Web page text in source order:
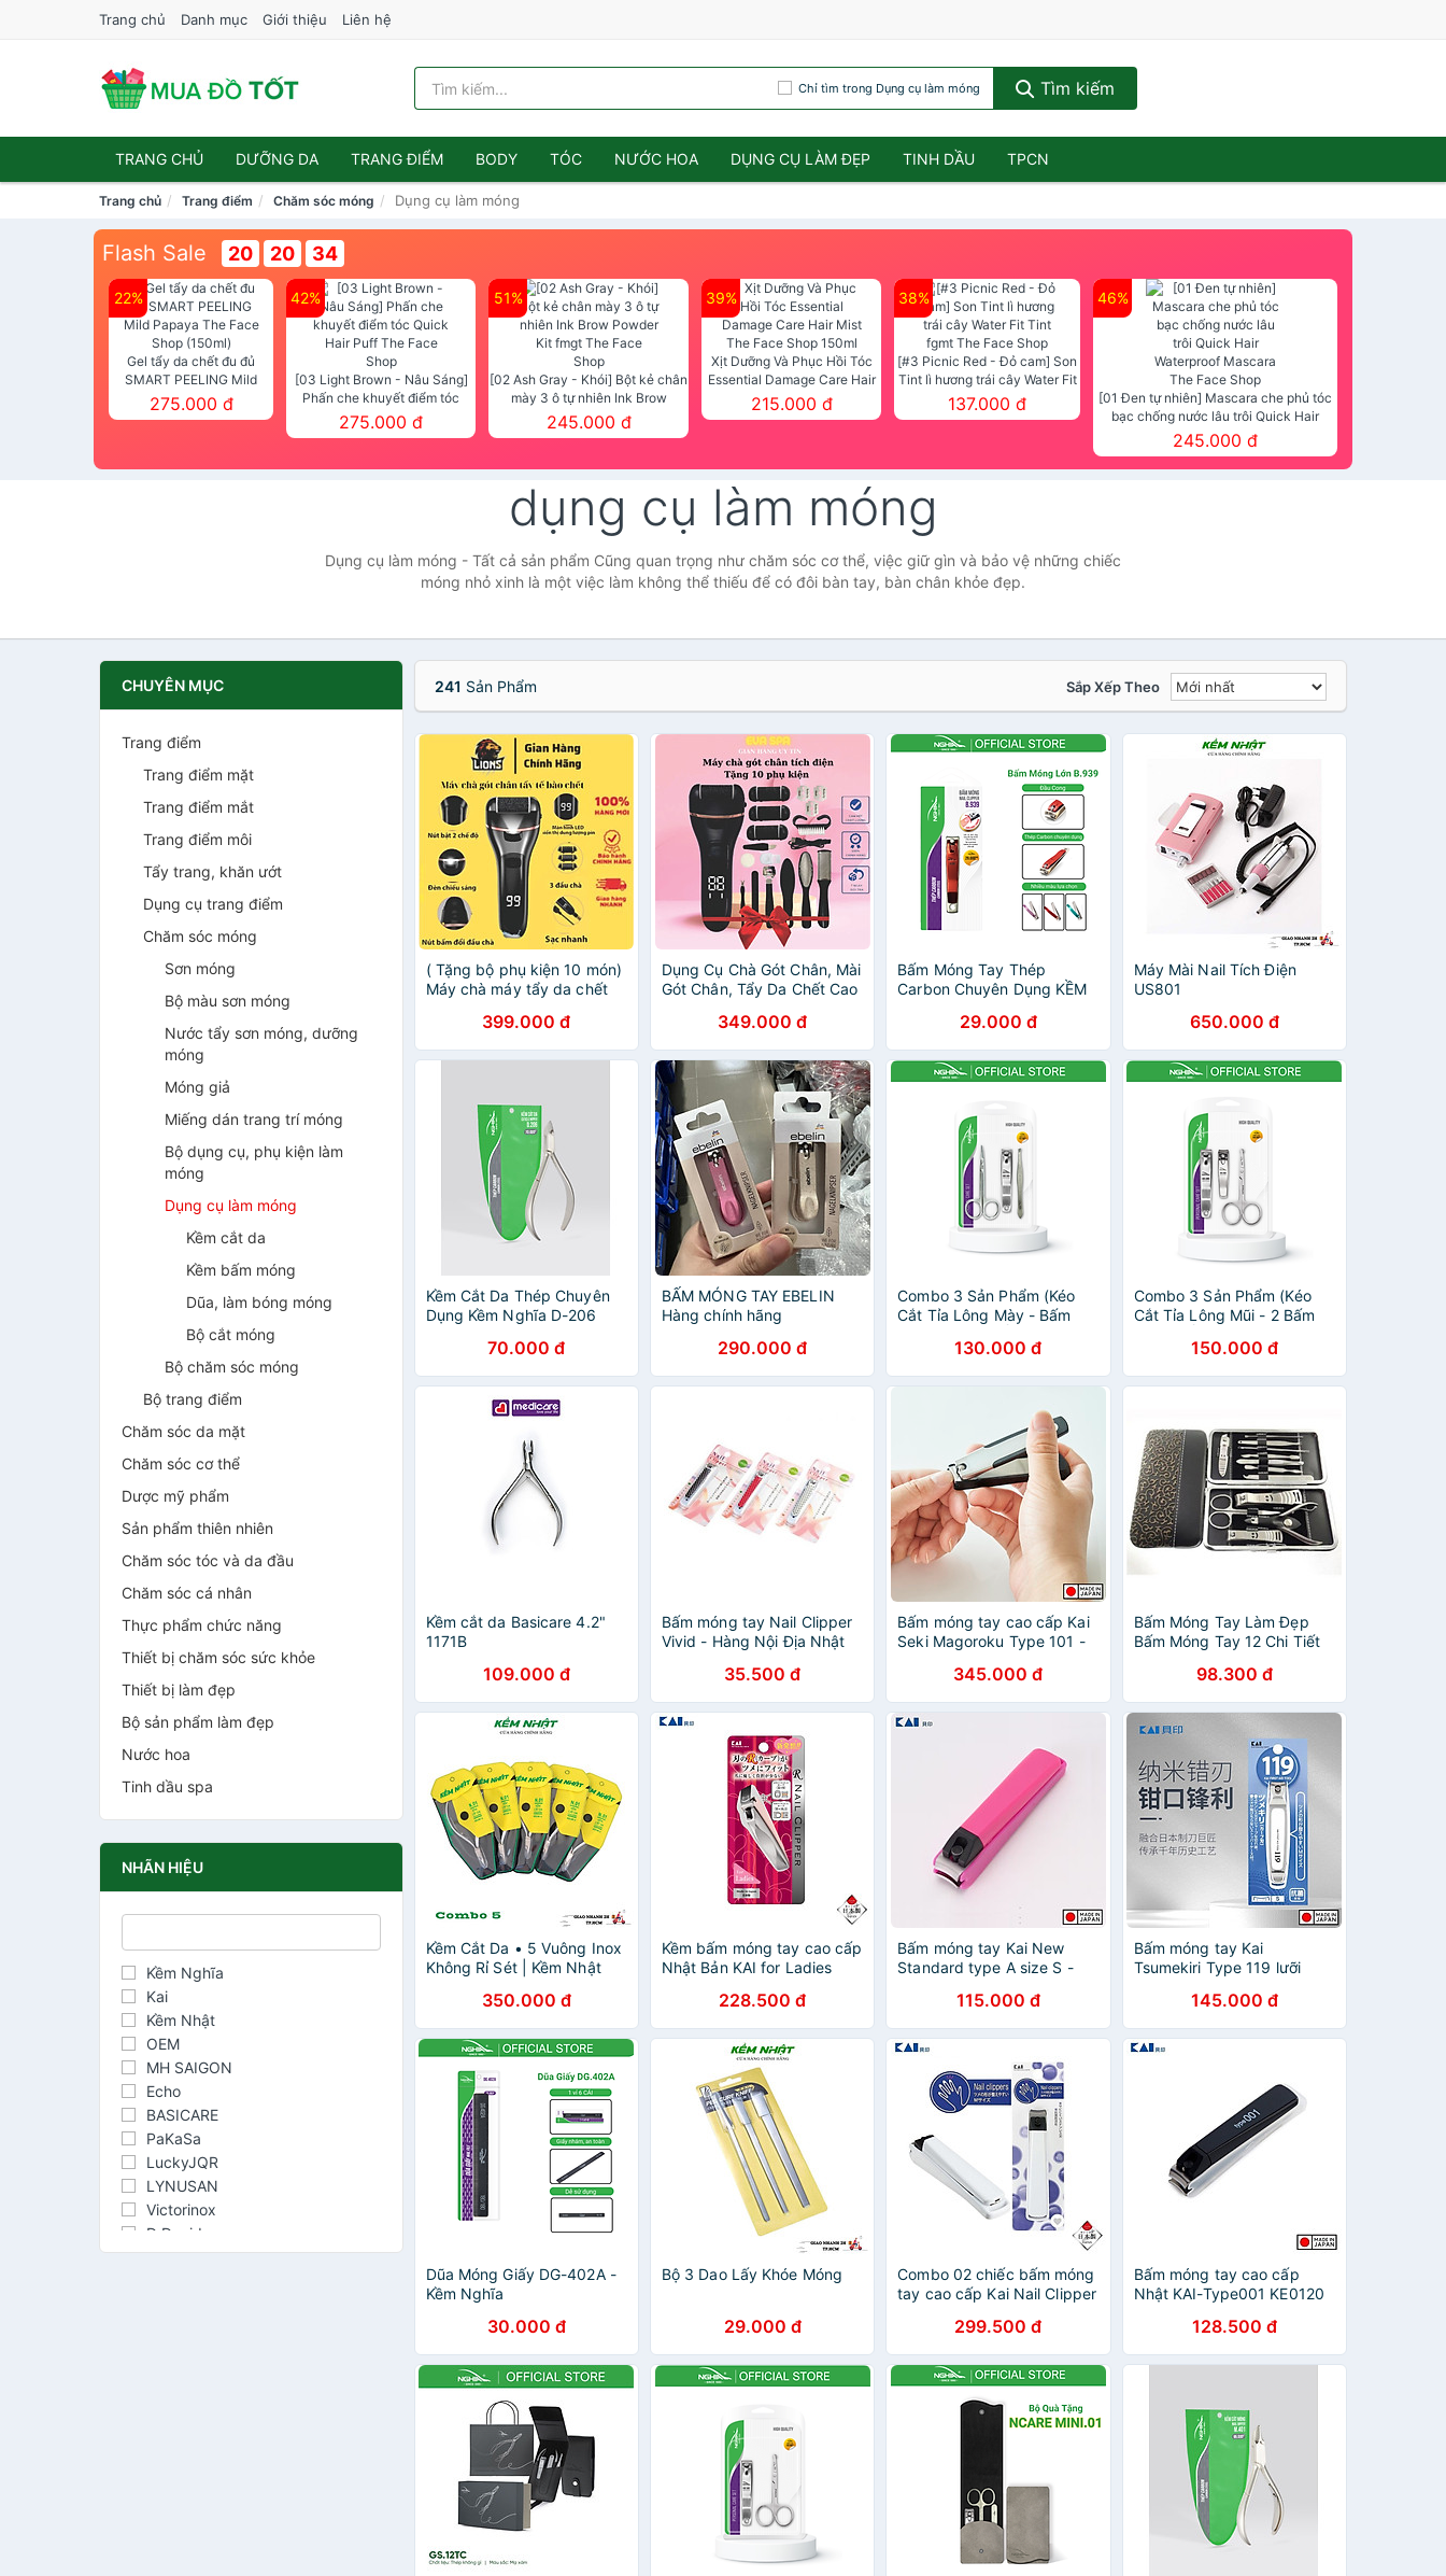
Trang chủ Danh mục Giới thiệu Liên hệ
Chỉ tìm trong Dụng cụ làm móng Tìm kiếm
TRANG CHỦ DƯỠNG DA TRANG ĐIỂM BODY TÓC NƯỚC HOA DỤNG CỤ LÀM ĐẸP TINH DẦU TPCN
Trang chủ Trang điểm Chăm sóc móng Dụng cụ làm móng
Flash Sale 20 20 33
22%
Gel tẩy da chết đu đủ
SMART PEELING Mild
Papaya The Face Shop
(150ml)
275.000 đ
42%
[03 Light Brown - Nâu Sáng]
Phấn che khuyết điểm tóc
Quick Hair Puff The Face Shop
275.000 đ
51%
[02 Ash Gray - Khói] Bột kẻ chân
mày 3 ô tự nhiên Ink Brow
Powder Kit fmgt The Face Shop
245.000 đ
39%
Xịt Dưỡng Và Phục Hồi Tóc
Essential Damage Care Hair
Mist The Face Shop 150ml
215.000 đ
38%
[#3 Picnic Red - Đỏ cam] Son
Tint lì hương trái cây Water Fit
Tint fgmt The Face Shop
137.000 đ
46%
[01 Đen tự nhiên] Mascara che phủ tóc
bạc chống nước lâu trôi Quick Hair
Waterproof Mascara The Face Shop
245.000 đ
dụng cụ làm móng
Dụng cụ làm móng - Tất cả sản phẩm Cũng quan trọng như chăm sóc cơ thể, việc giữ gìn và bảo vệ những chiếc
móng nhỏ xinh là một việc làm không thể thiếu để có đôi bàn tay, bàn chân khỏe đẹp.
CHUYÊN MỤC
Trang điểm
Trang điểm mặt
Trang điểm mắt
Trang điểm môi
Tẩy trang, khăn ướt
Dụng cụ trang điểm
Chăm sóc móng
Sơn móng
Bộ màu sơn móng
Nước tẩy sơn móng, dưỡng
móng
Móng giả
Miếng dán trang trí móng
Bộ dụng cụ, phụ kiện làm
móng
Dụng cụ làm móng
Kềm cắt da
Kềm bấm móng
Dũa, làm bóng móng
Bộ cắt móng
Bộ chăm sóc móng
Bộ trang điểm
Chăm sóc da mặt
Chăm sóc cơ thể
Dược mỹ phẩm
Sản phẩm thiên nhiên
Chăm sóc tóc và da đầu
Chăm sóc cá nhân
Thực phẩm chức năng
Thiết bị chăm sóc sức khỏe
Thiết bị làm đẹp
Bộ sản phẩm làm đẹp
Nước hoa
Tinh dầu spa
NHÃN HIỆU
Kềm Nghĩa
Kai
Kềm Nhật
OEM
MH SAIGON
Echo
BASICARE
PaKaSa
LuckyJQR
LYNUSAN
Victorinox
D Danido
Homedics
241 Sản Phẩm Sắp Xếp Theo
( Tặng bộ phụ kiện 10 món)
Máy chà máy tẩy da chết
tự động đèn led, ,Mịn Màng
Cho Từng Bước Đi Cao Cấp
399.000 đ
Dụng Cụ Chà Gót Chân, Mài
Gót Chân, Tẩy Da Chết Cao
Kèm 3 Đầu Mài Thạch Anh 2
Chế Độ Mịn Da Quà Tặng
Phụ Kiện 10 Món Cho Tiệm
Nail Cá Nhân Nam Nữ Tại
Nhà - Giao Màu Ngẫu Nhiên
349.000 đ
Bấm Móng Tay Thép
Carbon Chuyên Dụng KỀM
(Loại Lớn)29.000 đ
Máy Mài Nail Tích Điện
US801
650.000 đ
Kềm Cắt Da Thép Chuyên
Dụng Kềm Nghĩa D-206
70.000 đ
BẤM MÓNG TAY EBELIN
Hàng chính hãng
290.000 đ
Combo 3 Sản Phẩm (Kéo
Cắt Tỉa Lông Mày - Bấm
CB.3-003130.000 đ
Combo 3 Sản Phẩm (Kéo
Cắt Tỉa Lông Mũi - 2 Bấm
150.000 đ
Kềm cắt da Basicare 4.2"
1171B
109.000 đ
Bấm móng tay Nail Clipper
Vivid - Hàng Nội Địa Nhật
35.500 đ
Bấm móng tay cao cấp Kai
Seki Magoroku Type 101 -
345.000 đ
Bấm Móng Tay Làm Đẹp
Bấm Móng Tay 12 Chi Tiết
98.300 đ
Kềm Cắt Da • 5 Vuông Inox
Không Rỉ Sét | Kềm Nhật
350.000 đ
Kềm bấm móng tay cao cấp
Nhật Bản KAI for Ladies
228.500 đ
Bấm móng tay Kai New
Standard type A size S -
nhập khẩu115.000 đ
Bấm móng tay Kai
Tsumekiri Type 119 lưỡi
Đia Nhật Bản145.000 đ
Dũa Móng Giấy DG-402A -
Kềm Nghĩa
30.000 đ
Bộ 3 Dao Lấy Khóe Móng
29.000 đ
Combo 02 chiếc bấm móng
tay cao cấp Kai Nail Clipper
299.500 đ
Bấm móng tay cao cấp
Nhật KAI-Type001 KE0120
128.500 đ